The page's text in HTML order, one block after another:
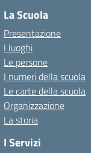
La Scuola
Presentazione
I luoghi
Le persone
I numeri della scuola
Le carte della scuola
Organizzazione
La storia
I Servizi